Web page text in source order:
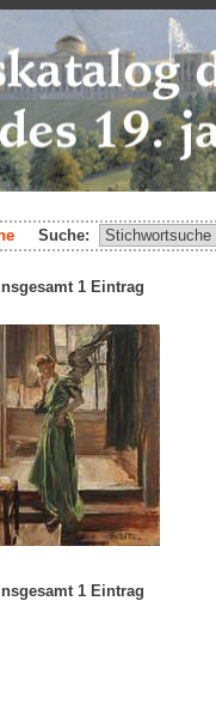
Suche:
1 Eintrag
1 Eintrag